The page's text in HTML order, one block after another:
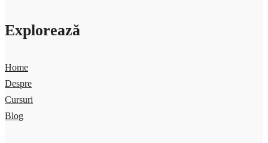
Explorează
Home
Despre
Cursuri
Blog